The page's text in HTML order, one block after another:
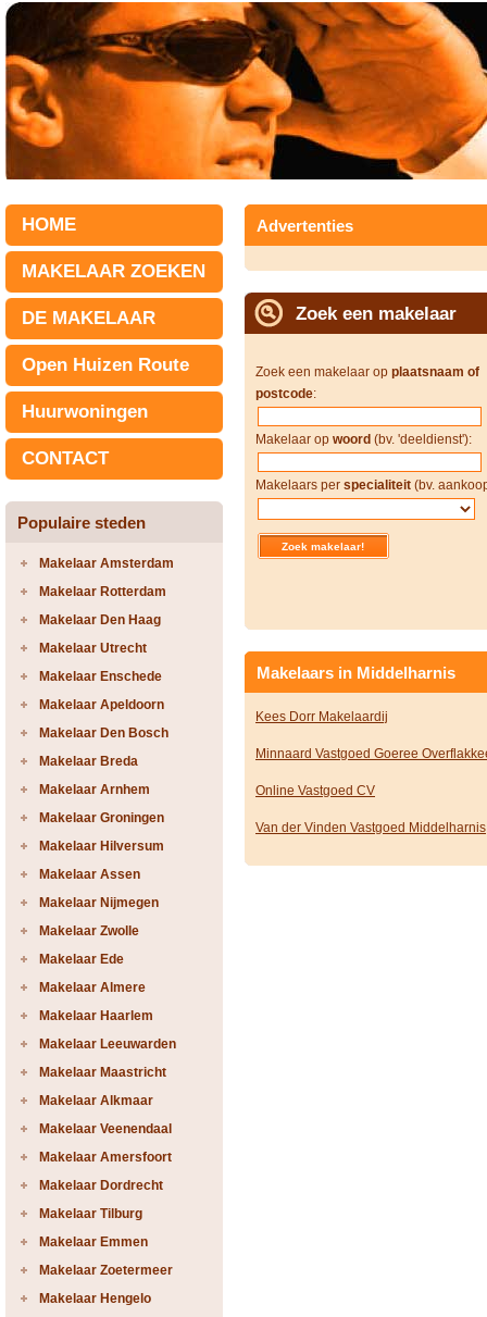
HOME
MAKELAAR ZOEKEN
DE MAKELAAR
Open Huizen Route
Huurwoningen
CONTACT
Populaire steden
Makelaar Amsterdam
Makelaar Rotterdam
Makelaar Den Haag
Makelaar Utrecht
Makelaar Enschede
Makelaar Apeldoorn
Makelaar Den Bosch
Makelaar Breda
Makelaar Arnhem
Makelaar Groningen
Makelaar Hilversum
Makelaar Assen
Makelaar Nijmegen
Makelaar Zwolle
Makelaar Ede
Makelaar Almere
Makelaar Haarlem
Makelaar Leeuwarden
Makelaar Maastricht
Makelaar Alkmaar
Makelaar Veenendaal
Makelaar Amersfoort
Makelaar Dordrecht
Makelaar Tilburg
Makelaar Emmen
Makelaar Zoetermeer
Makelaar Hengelo
Advertenties
Zoek een makelaar
Zoek een makelaar op plaatsnaam of
postcode:
Makelaar op woord (bv. 'deeldienst'):
Makelaars per specialiteit (bv.
Makelaars in Middelharnis
Kees Dorr Makelaardij
Minnaard Vastgoed Goeree
Online Vastgoed CV
Van der Vinden Vastgoed Middelharnis